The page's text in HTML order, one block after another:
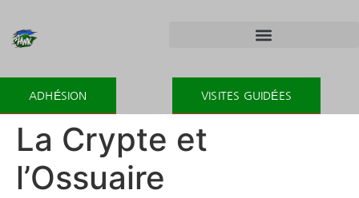
ADHÉSION VISITES GUIDÉES
La Crypte et
l’Ossuaire